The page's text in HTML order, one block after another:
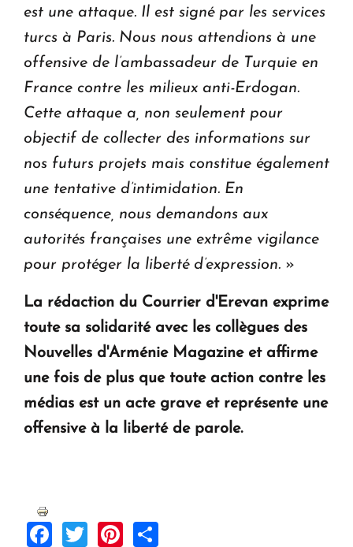
est une attaque. Il est signé par les services
turcs à Paris. Nous nous attendions à une
offensive de l’ambassadeur de Turquie en
France contre les milieux anti-Erdogan.
Cette attaque a, non seulement pour
objectif de collecter des informations sur
nos futurs projets mais constitue également
une tentative d’intimidation. En
conséquence, nous demandons aux
autorités françaises une extrême vigilance
pour protéger la liberté d’expression. »
La rédaction du Courrier d'Erevan exprime
toute sa solidarité avec les collègues des
Nouvelles d'Arménie Magazine et affirme
une fois de plus que toute action contre les
médias est un acte grave et représente une
offensive à la liberté de parole.
Facebook
TwitterPinterest